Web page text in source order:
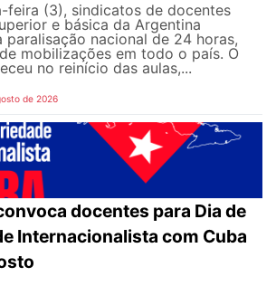
feira (3), sindicatos de docentes
e básica da Argentina
paralisação nacional de 24 horas,
mobilizações em todo o país. O
no reinício das aulas,...
de 2026
docentes para Dia de
Internacionalista com Cuba